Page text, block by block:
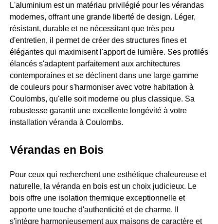
L'aluminium est un matériau privilégié pour les vérandas
modernes, offrant une grande liberté de design. Léger,
résistant, durable et ne nécessitant que très peu
d'entretien, il permet de créer des structures fines et
élégantes qui maximisent l'apport de lumière. Ses profilés
élancés s'adaptent parfaitement aux architectures
contemporaines et se déclinent dans une large gamme
de couleurs pour s'harmoniser avec votre habitation à
Coulombs, qu'elle soit moderne ou plus classique. Sa
robustesse garantit une excellente longévité à votre
installation véranda à Coulombs.
Vérandas en Bois
Pour ceux qui recherchent une esthétique chaleureuse et
naturelle, la véranda en bois est un choix judicieux. Le
bois offre une isolation thermique exceptionnelle et
apporte une touche d'authenticité et de charme. Il
s'intègre harmonieusement aux maisons de caractère et